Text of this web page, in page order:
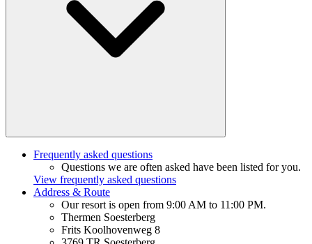
Frequently asked questions
Questions we are often asked have been listed for you.
View frequently asked questions
Address & Route
Our resort is open from 9:00 AM to 11:00 PM.
Thermen Soesterberg
Frits Koolhovenweg 8